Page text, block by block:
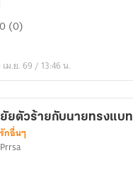
0 (0)
ม.ย. 69 / 13:46 น.
ยัยตัวร้ายกับนายทรงแบท
รักอื่นๆ
Prrsa